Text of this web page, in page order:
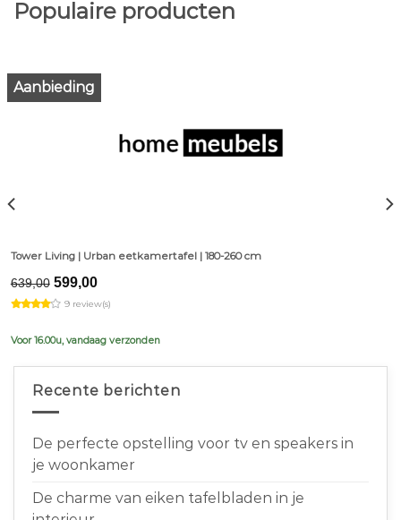
Populaire producten
Aanbieding
Tower Living | Urban eetkamertafel | 180-260 cm
639,00 Original
price
was:
599,00Current
is:
9 review(s)
Voor 16.00u, vandaag verzonden
Recente berichten
De perfecte opstelling voor tv en speakers in
je woonkamer
De charme van eiken tafelbladen in je